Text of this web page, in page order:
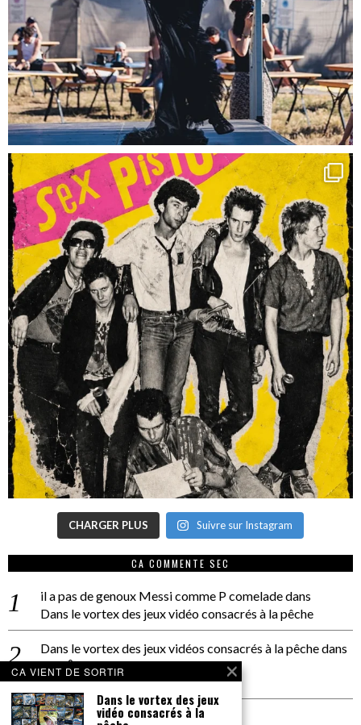
CHARGER PLUS Suivre sur Instagram
CA COMMENTE SEC
il a pas de genoux Messi comme P comeladedans
Dans le vortex des jeux vidéo consacrés à la pêche
Dans le vortex des jeux vidéos consacrés à la pêchedans
PACÔME THIELLEMENT
La séance d’Hip Gnose
La Patrie dans
CA VIENT DE SORTIR
Dans le vortex des jeux
vidéo consacrés à la